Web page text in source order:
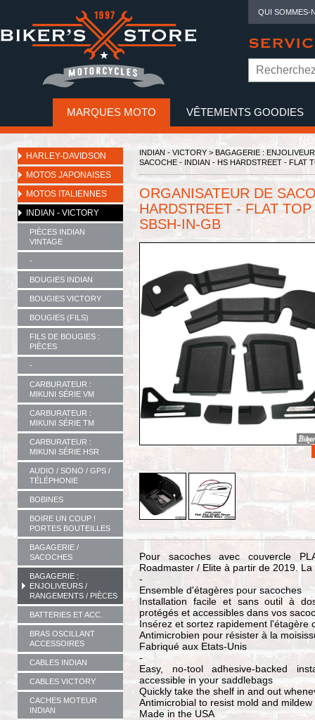
QUI SOMMES-
MARQUES MOTO VÊTEMENTS GOODIES
HARLEY-DAVIDSON
MOTOS JAPONAISES
MOTOS ITALIENNES
INDIAN - VICTORY
PIÈCES INDIAN
VINTAGE
-
BOUGIES INDIAN
BOUGIES VICTORY
BOUGIES (FILS)
FILS DE BOUGIES :
PIÈCES
-
CARBURATEUR :
MIKUNI SÉRIE VM
CARBURATEUR :
MIKUNI SÉRIE TM
CARBURATEUR :
MIKUNI SÉRIE HSR
AUDIO / SONO / GPS /
TÉLÉPHONIE
BOBINES
BOIRE UN COUP !
PORTES BOUTEILLES
BAGAGERIE /
SACOCHES
BAGAGERIE :
ENJOLIVEURS /
RANGEMENTS / PIÈCES
BATTERIES ET ACC.
BRAS OSCILLANT
ACCESSOIRES
CABLES INDIAN
CABLES VICTORY
CACHES MOTEUR
INDIAN
INDIAN - VICTORY > BAGAGERIE :
SACOCHE - INDIAN - HS HARDSTREET - FLAT
ORGANISATEUR DE
HARDSTREET - FLAT
SBSH-IN-GB
Pour sacoches avec couvercle
Roadmaster / Elite à partir de 2019. La
-
Ensemble d'étagères pour sacoches
Installation facile et sans outil à
protégés et accessibles dans vos
Insérez et sortez rapidement l'étagère
Antimicrobien pour résister à la
Fabriqué aux Etats-Unis
-
Easy, no-tool adhesive-backed
accessible in your saddlebags
Quickly take the shelf in and out
Antimicrobial to resist mold and mildew
Made in the USA